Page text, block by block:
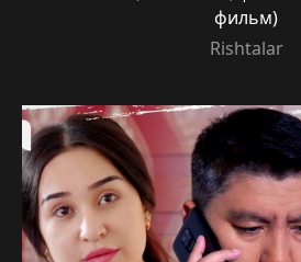
фильм)
Rishtalar